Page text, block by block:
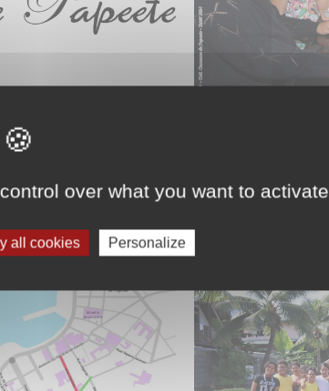
octobre
over what you want to activate
all cookies Personalize